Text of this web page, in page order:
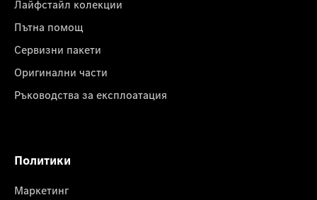
Лайфстайл колекции
Пътна помощ
Сервизни пакети
Оригинални части
Ръководства за експлоатация
Политики
Маркетинг